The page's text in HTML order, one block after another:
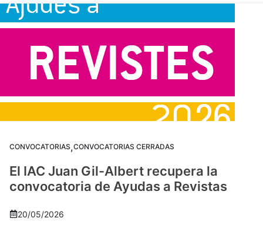
CONVOCATORIAS,CONVOCATORIAS CERRADAS
El IAC Juan Gil-Albert recupera la
convocatoria de Ayudas a Revistas
20/05/2026